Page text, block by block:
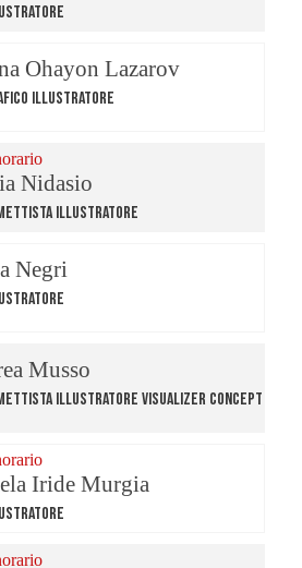
Ohayon Lazarov
Illustratore
Nidasio
Illustratore
Negri
Musso
Illustratore Visualizer Concept
Iride Murgia